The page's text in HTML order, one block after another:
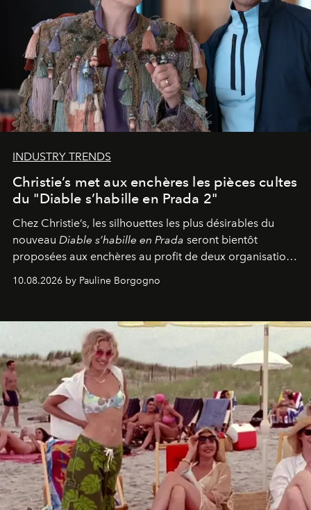
INDUSTRY TRENDS
Christie’s met aux enchères les pièces cultes
du "Diable s’habille en Prada 2"
Chez Christie’s, les silhouettes les plus désirables du
nouveau Diable s’habille en Prada seront bientôt
proposées aux enchères au profit de deux organisations
10.08.2026 by Pauline Borgogno